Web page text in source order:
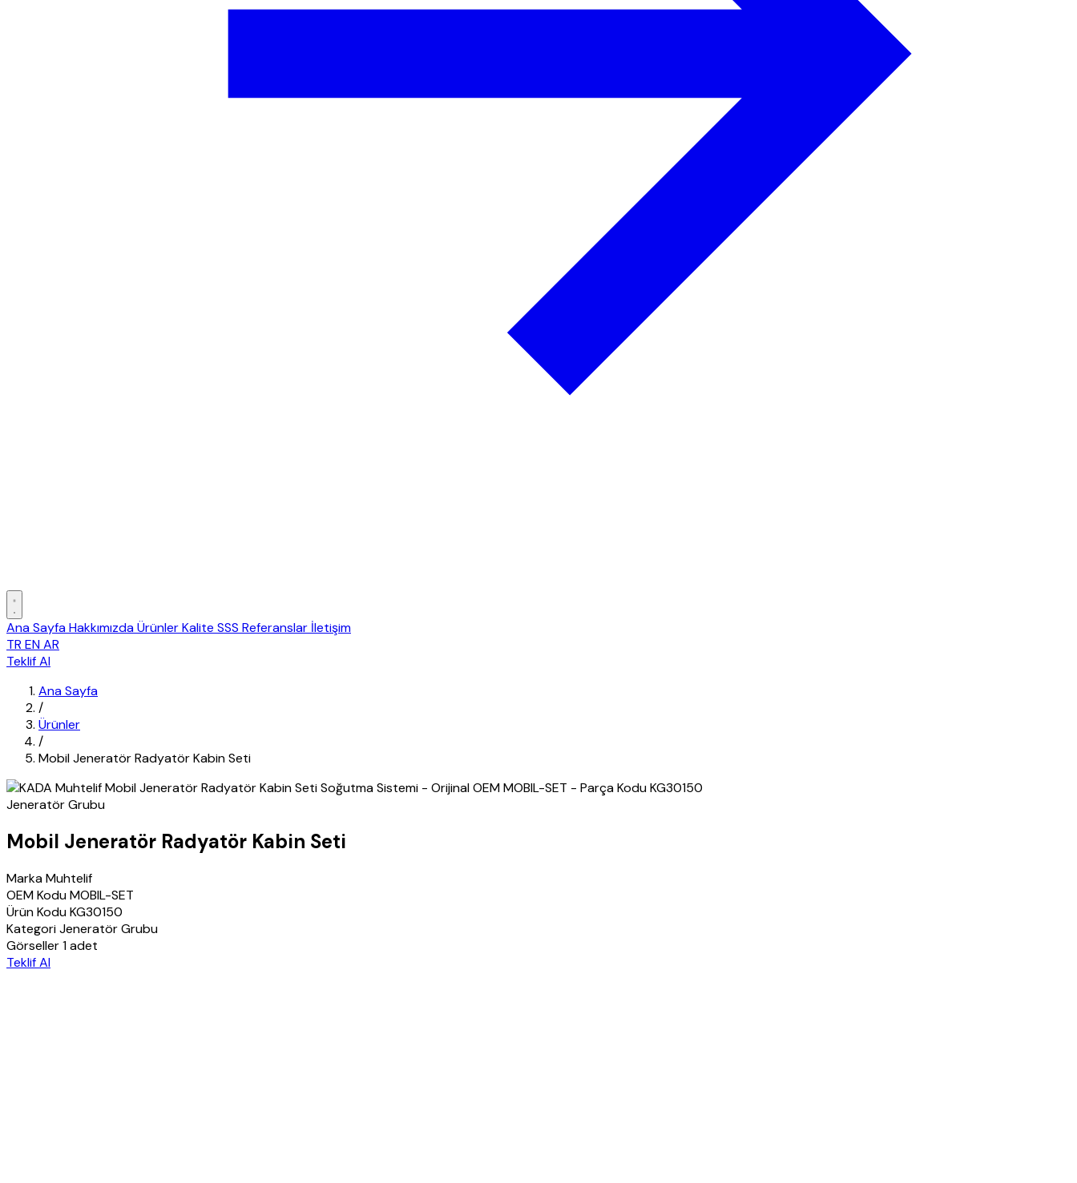
Ana SayfaHakkımızdaÜrünlerKalite SSS Referanslar İletişim
TR ENAR
Teklif Al
Ana Sayfa
/
Ürünler
/
Mobil Jeneratör Radyatör Kabin Seti
Jeneratör Grubu
Mobil Jeneratör Radyatör Kabin Seti
MarkaMuhtelif
OEM KoduMOBIL-SET
Ürün KoduKG30150
KategoriJeneratör Grubu
Görseller1 adet
Teklif Al